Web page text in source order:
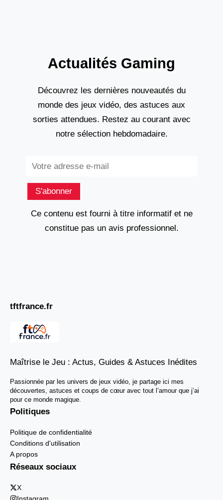
Actualités Gaming
Découvrez les dernières nouveautés du
monde des jeux vidéo, des astuces aux
sorties attendues. Restez au courant avec
notre sélection hebdomadaire.
S'abonner
Ce contenu est fourni à titre informatif et ne
constitue pas un avis professionnel.
tftfrance.fr
Maîtrise le Jeu : Actus, Guides & Astuces Inédites
Passionnée par les univers de jeux vidéo, je partage ici mes
découvertes, astuces et coups de cœur avec tout l’amour que j’ai
pour ce monde magique.
Politiques
Politique de confidentialité
Conditions d'utilisation
A propos
Réseaux sociaux
X